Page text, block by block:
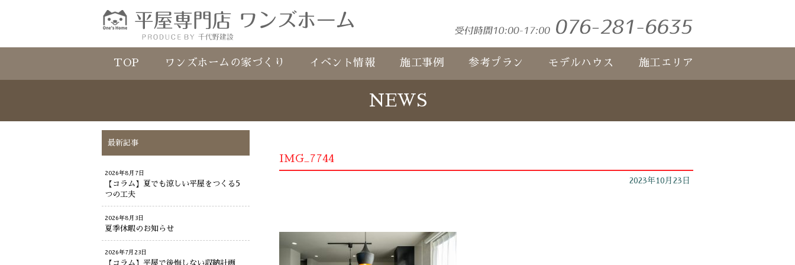
TOP ワンズホームの家づくり イベント情報 施工事例 参考プラン モデルハウス 施工エリア
NEWS
IMG_7744
2023年10月23日
最新記事
2026年8月7日
【コラム】夏でも涼しい平屋をつくる5
つの工夫
2026年8月3日
夏季休暇のお知らせ
2026年7月23日
【コラム】平屋で後悔しない収納計画